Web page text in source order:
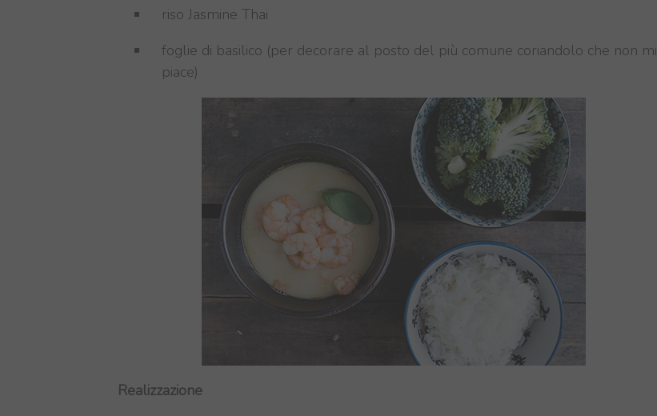
riso Jasmine Thai
foglie di basilico (per decorare al posto del più comune coriandolo che non mi
piace)
Realizzazione